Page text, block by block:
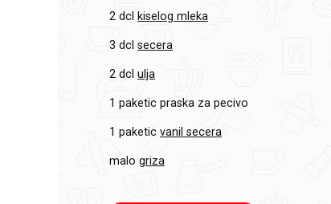
2 dcl kiselog mleka
3 dcl secera
2 dcl ulja
1 paketic praska za pecivo
1 paketic vanil secera
malo griza